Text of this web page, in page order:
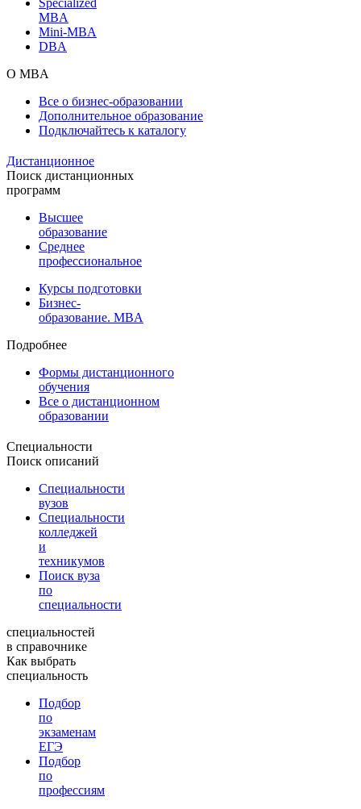
MBA
Mini-MBA
DBA
О MBA
Все о бизнес-образовании
Дополнительное образование
Подключайтесь к каталогу
Дистанционное
Поиск дистанционных
программ
Высшее
образование
Среднее
профессиональное
Курсы подготовки
Бизнес-
образование. MBA
Подробнее
Формы дистанционного
обучения
Все о дистанционном
образовании
Специальности
Поиск описаний
Специальности
вузов
Специальности
колледжей
и
техникумов
Поиск вуза
по
специальности
специальностей
в справочнике
Как выбрать
специальность
Подбор
по
экзаменам
ЕГЭ
Подбор
по
профессиям